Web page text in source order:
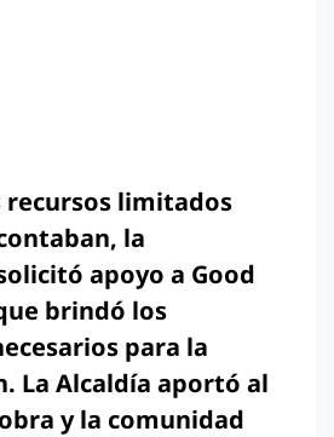
recursos limitados
la
apoyo a Good
brindó los
para la
La Alcaldía aportó al
y la comunidad